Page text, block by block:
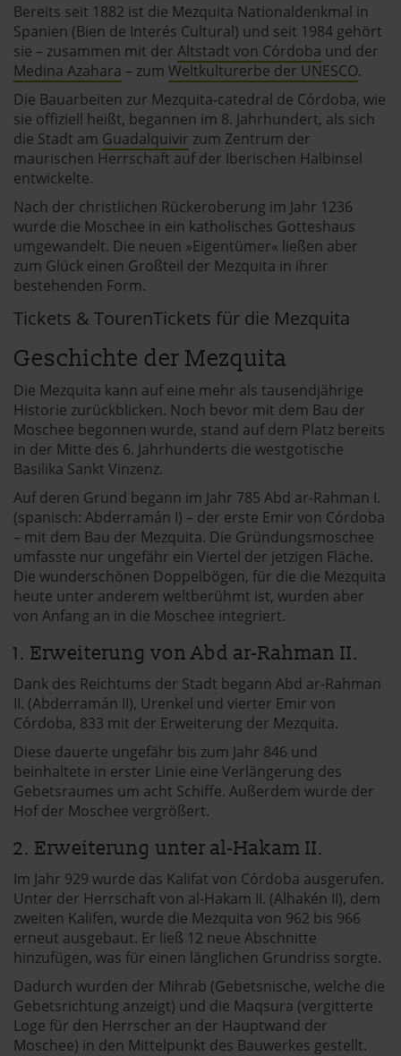
Bereits seit 1882 ist die Mezquita Nationaldenkmal in
Spanien (Bien de Interés Cultural) und seit 1984 gehört
sie – zusammen mit der Altstadt von Córdoba und der
Medina Azahara – zum Weltkulturerbe der UNESCO.
Die Bauarbeiten zur Mezquita-catedral de Córdoba, wie
sie offiziell heißt, begannen im 8. Jahrhundert, als sich
die Stadt am Guadalquivir zum Zentrum der
maurischen Herrschaft auf der Iberischen Halbinsel
entwickelte.
Nach der christlichen Rückeroberung im Jahr 1236
wurde die Moschee in ein katholisches Gotteshaus
umgewandelt. Die neuen »Eigentümer« ließen aber
zum Glück einen Großteil der Mezquita in ihrer
bestehenden Form.
Tickets & TourenTickets für die Mezquita
Geschichte der Mezquita
Die Mezquita kann auf eine mehr als tausendjährige
Historie zurückblicken. Noch bevor mit dem Bau der
Moschee begonnen wurde, stand auf dem Platz bereits
in der Mitte des 6. Jahrhunderts die westgotische
Basilika Sankt Vinzenz.
Auf deren Grund begann im Jahr 785 Abd ar-Rahman I.
(spanisch: Abderramán I) – der erste Emir von Córdoba
– mit dem Bau der Mezquita. Die Gründungsmoschee
umfasste nur ungefähr ein Viertel der jetzigen Fläche.
Die wunderschönen Doppelbögen, für die die Mezquita
heute unter anderem weltberühmt ist, wurden aber
von Anfang an in die Moschee integriert.
1. Erweiterung von Abd ar-Rahman II.
Dank des Reichtums der Stadt begann Abd ar-Rahman
II. (Abderramán II), Urenkel und vierter Emir von
Córdoba, 833 mit der Erweiterung der Mezquita.
Diese dauerte ungefähr bis zum Jahr 846 und
beinhaltete in erster Linie eine Verlängerung des
Gebetsraumes um acht Schiffe. Außerdem wurde der
Hof der Moschee vergrößert.
2. Erweiterung unter al-Hakam II.
Im Jahr 929 wurde das Kalifat von Córdoba ausgerufen.
Unter der Herrschaft von al-Hakam II. (Alhakén II), dem
zweiten Kalifen, wurde die Mezquita von 962 bis 966
erneut ausgebaut. Er ließ 12 neue Abschnitte
hinzufügen, was für einen länglichen Grundriss sorgte.
Dadurch wurden der Mihrab (Gebetsnische, welche die
Gebetsrichtung anzeigt) und die Maqsura (vergitterte
Loge für den Herrscher an der Hauptwand der
Moschee) in den Mittelpunkt des Bauwerkes gestellt.